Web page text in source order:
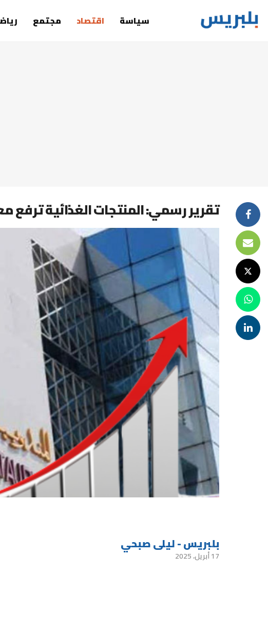
سياسة اقتصاد مجتمع
تقرير رسمي: المنتجات الغذائية ترفع
بلبريس - ليلى صبحي
17 أبريل، 2025